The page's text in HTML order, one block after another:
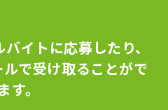
バイトに応募したり、
で受け取ることがで
す。